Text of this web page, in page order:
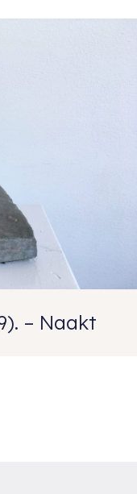
– Naakt